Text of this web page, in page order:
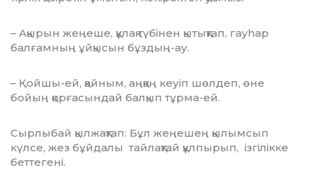
– Ақырын жеңеше, құлақ түбінен қытықтап, гауһар
балғамның ұйқысын бұздың-ау.
– Қойшы-ей, қайным, аңқаң кеуіп шөлдеп, өне
бойың қорғасындай балқып тұрма-ей.
Сырлыбай қылжақтап: Бұл жеңешең қылымсып
күлсе, жез бұйдалы тайлақтай құлпырып, ізгілікке
беттегені.